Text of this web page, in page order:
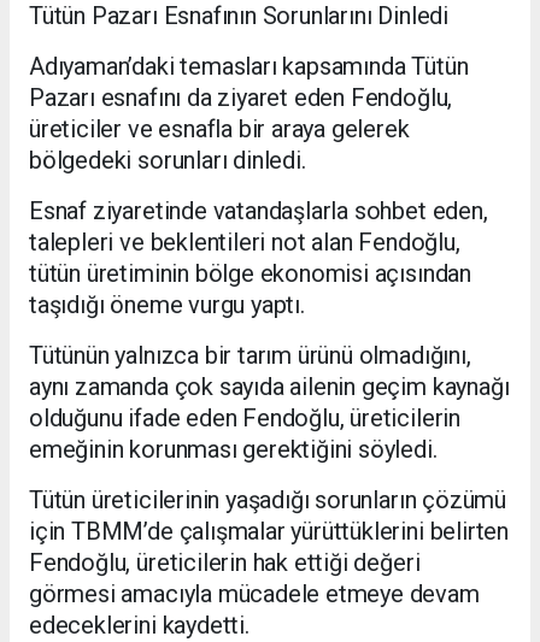
Tütün Pazarı Esnafının Sorunlarını Dinledi
Adıyaman’daki temasları kapsamında Tütün
Pazarı esnafını da ziyaret eden Fendoğlu,
üreticiler ve esnafla bir araya gelerek
bölgedeki sorunları dinledi.
Esnaf ziyaretinde vatandaşlarla sohbet eden,
talepleri ve beklentileri not alan Fendoğlu,
tütün üretiminin bölge ekonomisi açısından
taşıdığı öneme vurgu yaptı.
Tütünün yalnızca bir tarım ürünü olmadığını,
aynı zamanda çok sayıda ailenin geçim kaynağı
olduğunu ifade eden Fendoğlu, üreticilerin
emeğinin korunması gerektiğini söyledi.
Tütün üreticilerinin yaşadığı sorunların çözümü
için TBMM’de çalışmalar yürüttüklerini belirten
Fendoğlu, üreticilerin hak ettiği değeri
görmesi amacıyla mücadele etmeye devam
edeceklerini kaydetti.